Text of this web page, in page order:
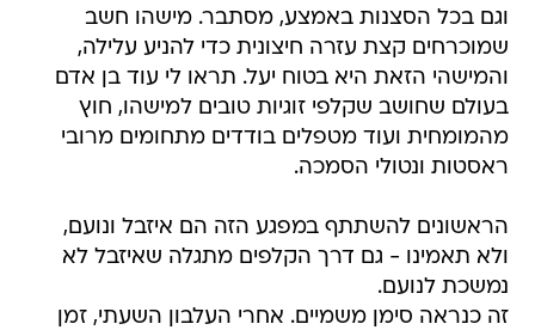
וגם בכל הסצנות באמצע, מסתבר. מישהו חשב
שמוכרחים קצת עזרה חיצונית כדי להניע עלילה,
והמישהי הזאת היא בטוח יעל. תראו לי עוד בן אדם
בעולם שחושב שקלפי זוגיות טובים למישהו, חוץ
מהמומחית ועוד מטפלים בודדים מתחומים מרובי
ראסטות ונטולי הסמכה.
הראשונים להשתתף במפגע הזה הם איזבל ונועם,
ולא תאמינו - גם דרך הקלפים מתגלה שאיזבל לא
נמשכת לנועם.
זה כנראה סימן משמיים. אחרי העלבון השעתי, זמן